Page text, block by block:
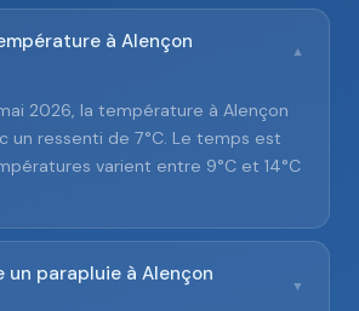
à Alençon
▼
2026, la température à Alençon
un ressenti de 7°C. Le temps est
varient entre 9°C et 14°C
un parapluie à Alençon
▼